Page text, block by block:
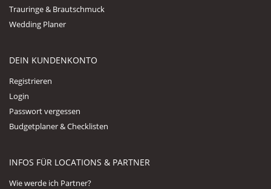
Trauringe & Brautschmuck
Wedding Planer
DEIN KUNDENKONTO
Registrieren
Login
Passwort vergessen
Budgetplaner & Checklisten
INFOS FÜR LOCATIONS & PARTNER
Wie werde ich Partner?